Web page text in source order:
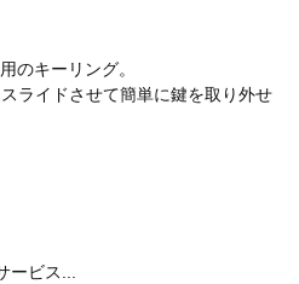
のキーリング。
ライドさせて簡単に鍵を取り外せ
ビス...